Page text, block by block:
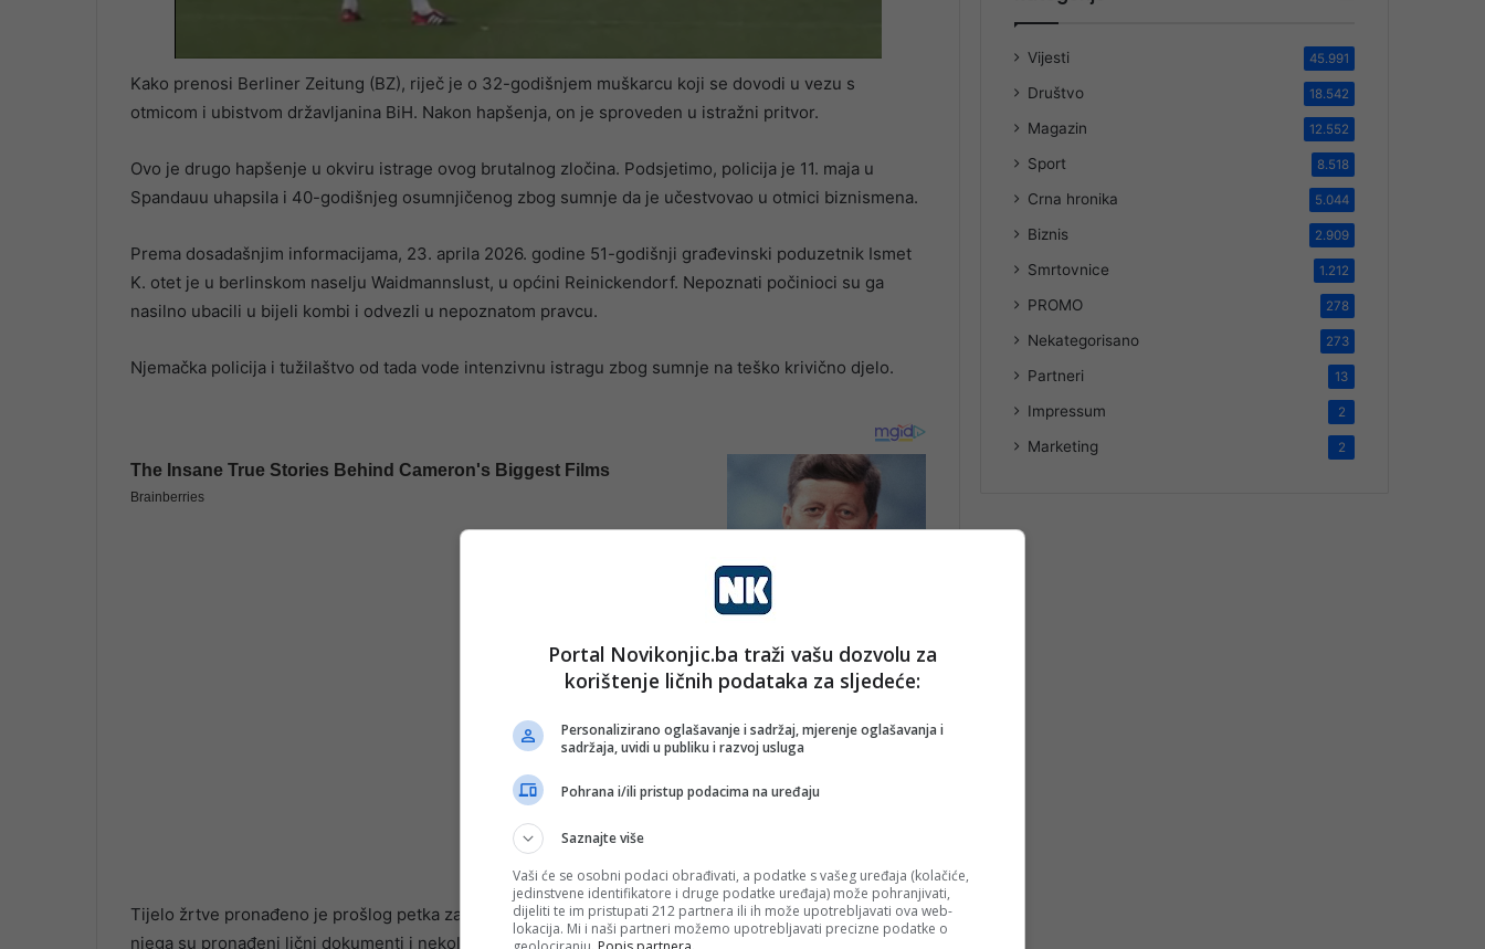
Kako prenosi Berliner Zeitung (BZ), riječ je o 32-godišnjem muškarcu koji se dovodi u vezu s
otmicom i ubistvom državljanina BiH. Nakon hapšenja, on je sproveden u istražni pritvor.
Ovo je drugo hapšenje u okviru istrage ovog brutalnog zločina. Podsjetimo, policija je 11. maja u
Spandauu uhapsila i 40-godišnjeg osumnjičenog zbog sumnje da je učestvovao u otmici biznismena.
Prema dosadašnjim informacijama, 23. aprila 2026. godine 51-godišnji građevinski poduzetnik Ismet
K. otet je u berlinskom naselju Waidmannslust, u općini Reinickendorf. Nepoznati počinioci su ga
nasilno ubacili u bijeli kombi i odvezli u nepoznatom pravcu.
Njemačka policija i tužilaštvo od tada vode intenzivnu istragu zbog sumnje na teško krivično djelo.
Tijelo žrtve pronađeno je prošlog petka zakopano u šumskom području nedaleko od Potsdama. Kod
njega su pronađeni lični dokumenti i nekoliko stotina eura u gotovini.
Vijesti 45.991
Društvo 18.542
Magazin 12.552
Sport 8.518
Crna hronika 5.044
Biznis 2.909
Smrtovnice 1.212
PROMO 278
Nekategorisano 273
Partneri 13
Impressum 2
Marketing 2
Portal Novikonjic.ba traži vašu dozvolu za
korištenje ličnih podataka za sljedeće:
Personalizirano oglašavanje i sadržaj, mjerenje oglašavanja i
sadržaja, uvidi u publiku i razvoj usluga
Pohrana i/ili pristup podacima na uređaju
Saznajte više
Vaši će se osobni podaci obrađivati, a podatke s vašeg uređaja (kolačiće,
jedinstvene identifikatore i druge podatke uređaja) može pohranjivati,
dijeliti te im pristupati 212 partnera ili ih može upotrebljavati ova web-
lokacija. Mi i naši partneri možemo upotrebljavati precizne podatke o